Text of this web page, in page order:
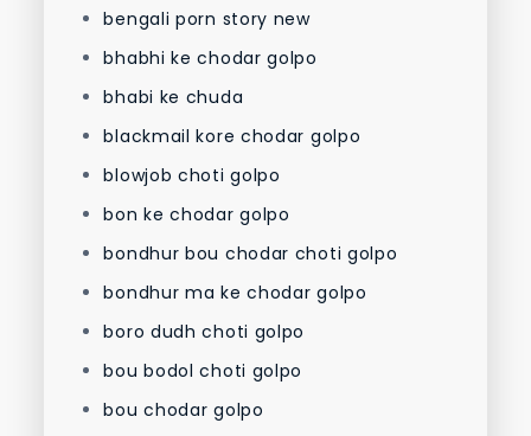
bengali porn story new
bhabhi ke chodar golpo
bhabi ke chuda
blackmail kore chodar golpo
blowjob choti golpo
bon ke chodar golpo
bondhur bou chodar choti golpo
bondhur ma ke chodar golpo
boro dudh choti golpo
bou bodol choti golpo
bou chodar golpo